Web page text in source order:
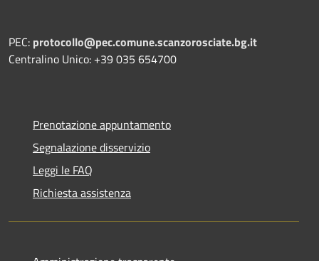
PEC: protocollo@pec.comune.scanzorosciate.bg.it
Centralino Unico: +39 035 654700
Prenotazione appuntamento
Segnalazione disservizio
Leggi le FAQ
Richiesta assistenza